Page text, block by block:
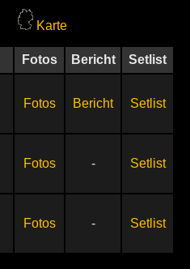
Karte
Fotos Bericht Setlist
Fotos Bericht Setlist
Fotos - Setlist
Fotos - Setlist